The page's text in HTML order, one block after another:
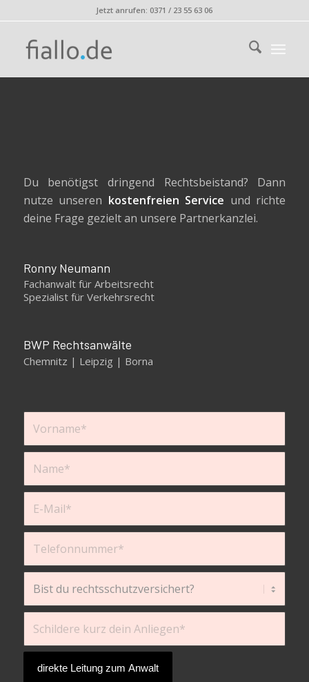
Jetzt anrufen: 0371 / 23 55 63 06
Du benötigst dringend Rechtsbeistand? Dann
nutze unseren kostenfreien Service und richte
deine Frage gezielt an unsere Partnerkanzlei.
Ronny Neumann
Fachanwalt für Arbeitsrecht
Spezialist für Verkehrsrecht
BWP Rechtsanwälte
Chemnitz | Leipzig | Borna